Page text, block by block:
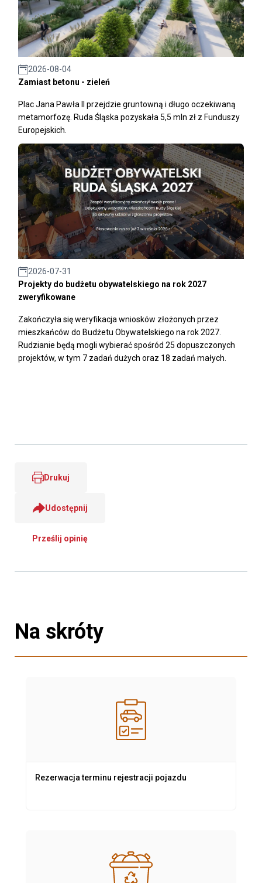
2026-08-04
Zamiast betonu - zieleń
Plac Jana Pawła II przejdzie gruntowną i długo oczekiwaną
metamorfozę. Ruda Śląska pozyskała 5,5 mln zł z Funduszy
Europejskich.
2026-07-31
Projekty do budżetu obywatelskiego na rok 2027
zweryfikowane
Zakończyła się weryfikacja wniosków złożonych przez
mieszkańców do Budżetu Obywatelskiego na rok 2027.
Rudzianie będą mogli wybierać spośród 25 dopuszczonych
projektów, w tym 7 zadań dużych oraz 18 zadań małych.
Drukuj
Udostępnij
Prześlij opinię
Na skróty
Rezerwacja terminu rejestracji pojazdu